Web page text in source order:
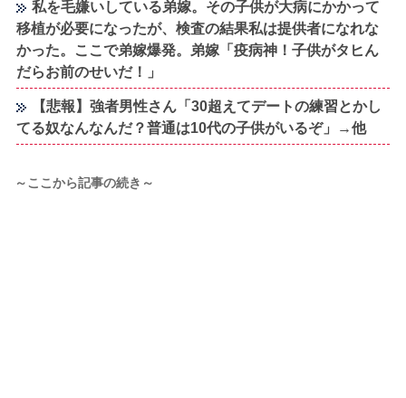
私を毛嫌いしている弟嫁。その子供が大病にかかって
移植が必要になったが、検査の結果私は提供者になれな
かった。ここで弟嫁爆発。弟嫁「疫病神！子供がタヒん
だらお前のせいだ！」
【悲報】強者男性さん「30超えてデートの練習とかし
てる奴なんなんだ？普通は10代の子供がいるぞ」→他
～ここから記事の続き～